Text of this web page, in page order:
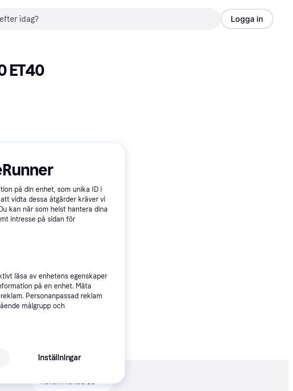
Logga in
ET40
på din enhet, som unika ID i
vidta dessa åtgärder kräver vi
kan när som helst hantera dina
intresse på sidan för
läsa av enhetens egenskaper
på en enhet. Mäta
Personanpassad reklam
målgrupp och
Inställningar